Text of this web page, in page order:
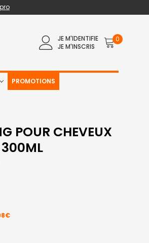
JE M'IDENTIFIE
JE M'INSCRIS
0
PROMOTIONS
POUR CHEVEUX
300ML